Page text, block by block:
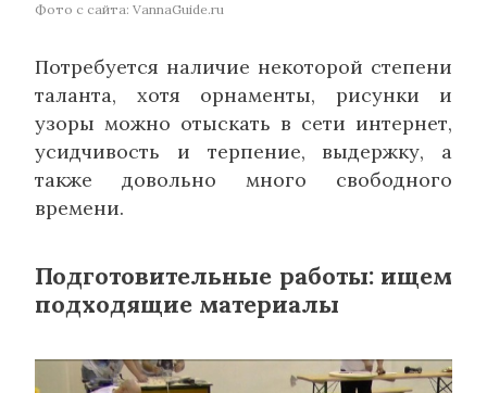
Фото с сайта: VannaGuide.ru
Потребуется наличие некоторой степени
таланта, хотя орнаменты, рисунки и
узоры можно отыскать в сети интернет,
усидчивость и терпение, выдержку, а
также довольно много свободного
времени.
Подготовительные работы: ищем
подходящие материалы